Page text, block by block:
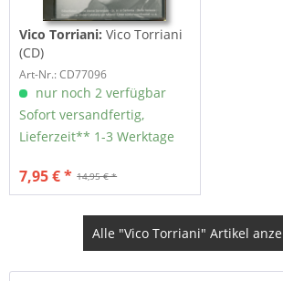
Vico Torriani: Vico Torriani
(CD)
Art-Nr.: CD77096
nur noch 2 verfügbar
Sofort versandfertig,
Lieferzeit** 1-3 Werktage
14,95 € *
7,95 € *
Alle "Vico Torriani" Artikel